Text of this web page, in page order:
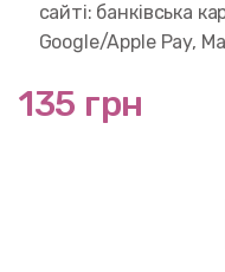
сайті: банківська
Google/Apple Pay,
135 грн